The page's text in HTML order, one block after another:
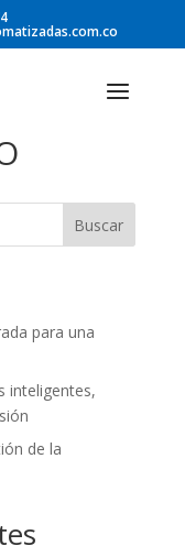
Buscar
para una
inteligentes,
de la